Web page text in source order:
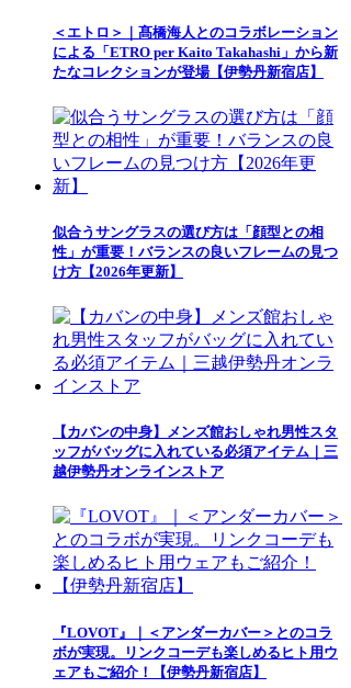
＜エトロ＞｜髙橋海人とのコラボレーション
による「ETRO per Kaito Takahashi」から新
たなコレクションが登場【伊勢丹新宿店】
似合うサングラスの選び方は「顔型との相
性」が重要！バランスの良いフレームの見つ
け方【2026年更新】
【カバンの中身】メンズ館おしゃれ男性スタ
ッフがバッグに入れている必須アイテム｜三
越伊勢丹オンラインストア
『LOVOT』｜＜アンダーカバー＞とのコラ
ボが実現。リンクコーデも楽しめるヒト用ウ
ェアもご紹介！【伊勢丹新宿店】